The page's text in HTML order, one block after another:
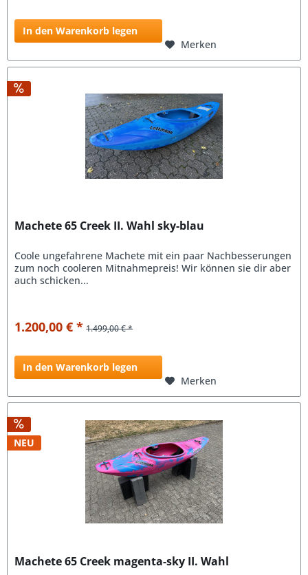
In den Warenkorb legen
Merken
Machete 65 Creek II. Wahl sky-blau
Coole ungefahrene Machete mit ein paar Nachbesserungen
zum noch cooleren Mitnahmepreis! Wir können sie dir aber
auch schicken...
1.200,00 € * 1.499,00 € *
In den Warenkorb legen
Merken
NEU
Machete 65 Creek magenta-sky II. Wahl